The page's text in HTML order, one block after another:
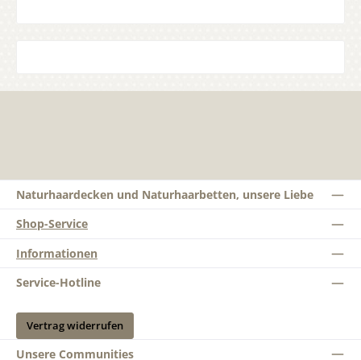
Naturhaardecken und Naturhaarbetten, unsere Liebe
Shop-Service
Informationen
Service-Hotline
Vertrag widerrufen
Unsere Communities